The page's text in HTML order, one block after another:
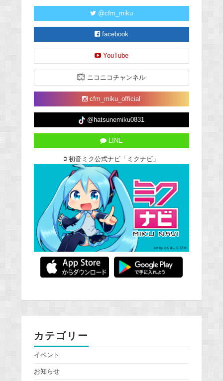
@cfm_miku
facebook
YouTube
ニコニコチャンネル
cfm_miku_official
@hatsunemiku0831
LINE
初音ミク公式ナビ「ミクナビ」
カテゴリー
イベント
お知らせ